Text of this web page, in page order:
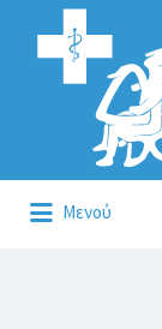
Αναζήτηση
για:
Μενού
για: